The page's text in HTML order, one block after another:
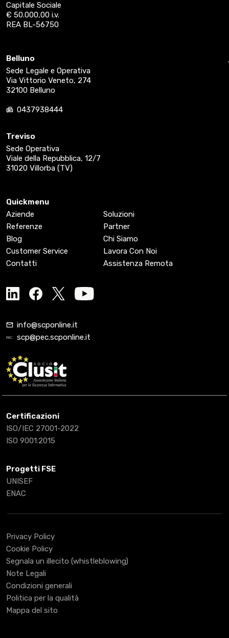
Capitale Sociale
€ 50.000,00 i.v.
REA BL-56750
Belluno
Sede Legale e Operativa
Via Vittorio Veneto, 274
32100 Belluno
0437938444
Treviso
Sede Operativa
Viale della Repubblica, 12/7
31020 Villorba (TV)
Quickmenu
Aziende
Soluzioni
Referenze
Partner
Blog
Chi Siamo
Customer Service
Lavora Con Noi
Contatti
Assistenza Remota
info@scponline.it
scp@pec.scponline.it
Certificazioni
ISO/IEC 27001-2022
ISO 9001:2015
Progetti FSE
UNISEF
ENAC
Privacy Policy
Cookie Policy
Segnala un illecito (whistleblowing)
Note Legali
Condizioni generali
Politica per la qualità
Mappa del sito